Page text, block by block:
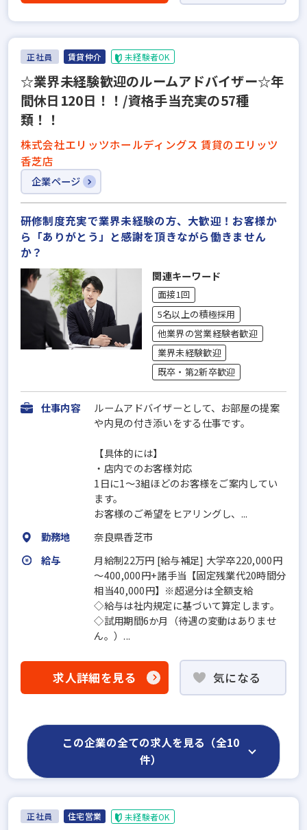
正社員 賃貸仲介 未経験者OK
☆業界未経験歓迎のルームアドバイザー☆年
間休日120日！！/資格手当充実の57種
類！！
株式会社エリッツホールディングス 賃貸のエリッツ
香芝店
企業ページ
研修制度充実で業界未経験の方、大歓迎！お客様か
ら「ありがとう」と感謝を頂きながら働きません
か？
関連キーワード
面接1回
5名以上の積極採用
他業界の営業経験者歓迎
業界未経験歓迎
既卒・第2新卒歓迎
仕事内容
ルームアドバイザーとして、お部屋の提案
や内見の付き添いをする仕事です。
【具体的には】
・店内でのお客様対応
1日に1～3組ほどのお客様をご案内してい
ます。
お客様のご希望をヒアリングし、...
勤務地
奈良県香芝市
給与
月給制22万円 [給与補足] 大学卒220,000円
～400,000円+諸手当【固定残業代20時間分
相当40,000円】※超過分は全額支給
◇給与は社内規定に基づいて算定します。
◇試用期間6か月（待遇の変動はありませ
ん。）...
求人詳細を見る 気になる
この企業の全ての求人を見る（全10
件）
正社員 住宅営業 未経験者OK